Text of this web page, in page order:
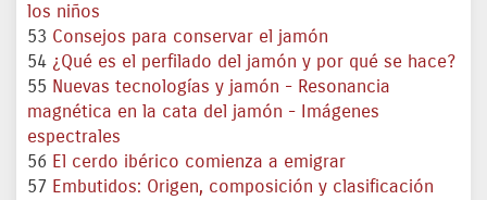
los niños
53 Consejos para conservar el jamón
54 ¿Qué es el perfilado del jamón y por qué se hace?
55 Nuevas tecnologías y jamón - Resonancia
magnética en la cata del jamón - Imágenes
espectrales
56 El cerdo ibérico comienza a emigrar
57 Embutidos: Origen, composición y clasificación